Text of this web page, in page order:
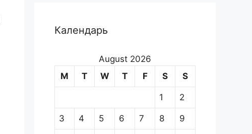
Календарь
August 2026
M
T W T F S S
1 2
3 4 5 6 7 8 9